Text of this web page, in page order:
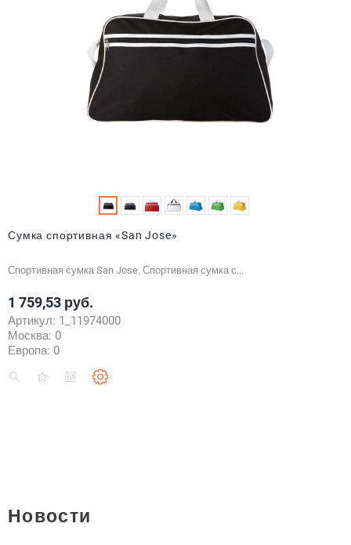
Сумка спортивная «San Jose»
Спортивная сумка San Jose. Спортивная сумка с...
Цена
1 759,53 руб.
Артикул: 1_11974000
Москва: 0
Европа: 0
Новости